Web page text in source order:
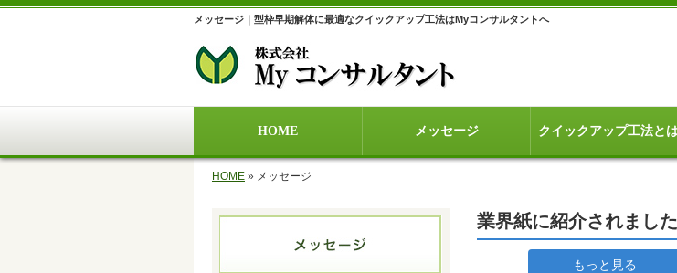
メッセージ｜型枠早期解体に最適なクイックアップ工法はMyコンサルタントへ
HOME メッセージ クイックアップ工法と
HOME » メッセージ
業界紙に紹介されました
もっと見る